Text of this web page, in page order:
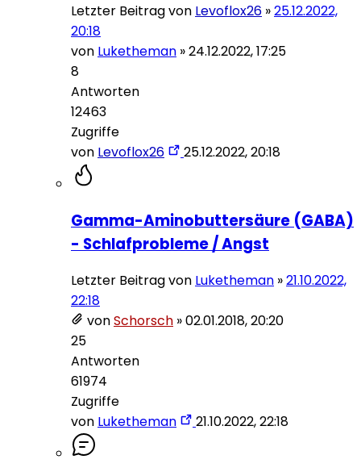
Letzter Beitrag von Levoflox26 »25.12.2022,
20:18
von Luketheman »24.12.2022, 17:25
8
Antworten
12463
Zugriffe
von Levoflox26 25.12.2022, 20:18
Gamma-Aminobuttersäure (GABA)
- Schlafprobleme / Angst
Letzter Beitrag von Luketheman »21.10.2022,
22:18
vonSchorsch »02.01.2018, 20:20
25
Antworten
61974
Zugriffe
von Luketheman 21.10.2022, 22:18